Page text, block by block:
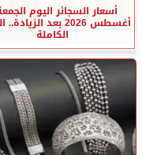
أغسطس 2026 بعد
الكاملة